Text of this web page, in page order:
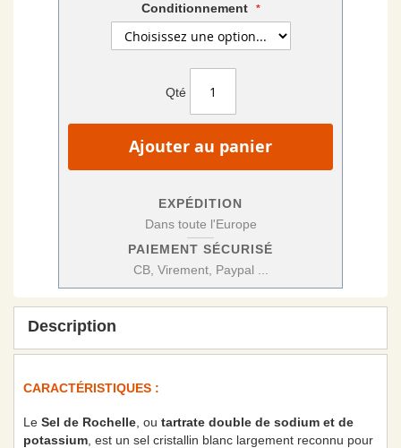
Conditionnement
Qté
Ajouter au panier
EXPÉDITION
Dans toute l'Europe
PAIEMENT SÉCURISÉ
CB, Virement, Paypal ...
Description
CARACTÉRISTIQUES :
Le Sel de Rochelle , ou tartrate double de sodium et de
potassium , est un sel cristallin blanc largement reconnu pour